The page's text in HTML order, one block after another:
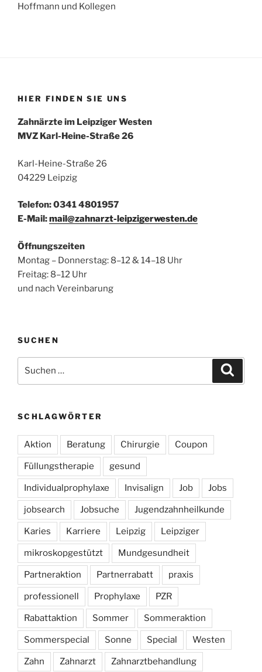
Hoffmann und Kollegen
HIER FINDEN SIE UNS
Zahnärzte im Leipziger Westen
MVZ Karl-Heine-Straße 26
Karl-Heine-Straße 26
04229 Leipzig
Telefon: 0341 4801957
E-Mail:mail@zahnarzt-leipzigerwesten.de
Öffnungszeiten
Montag – Donnerstag: 8–12 & 14–18 Uhr
Freitag: 8–12 Uhr
und nach Vereinbarung
SUCHEN
nach:
SCHLAGWÖRTER
Aktion Beratung Chirurgie Coupon
Füllungstherapie gesund
Individualprophylaxe Invisalign Job Jobs
jobsearch Jobsuche Jugendzahnheilkunde
Karies Karriere Leipzig Leipziger
mikroskopgestützt Mundgesundheit
Partneraktion Partnerrabatt praxis
professionell Prophylaxe PZR
Rabattaktion Sommer Sommeraktion
Sommerspecial Sonne Special Westen
Zahn Zahnarzt Zahnarztbehandlung